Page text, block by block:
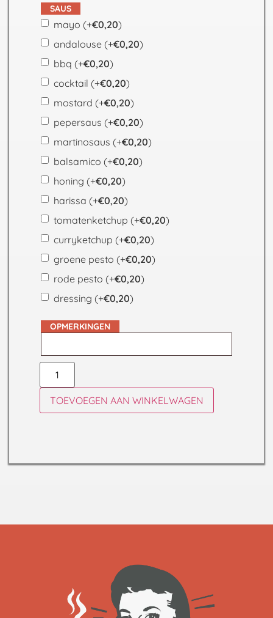
SAUS
mayo (+€0,20)
andalouse (+€0,20)
bbq (+€0,20)
cocktail (+€0,20)
mostard (+€0,20)
pepersaus (+€0,20)
martinosaus (+€0,20)
balsamico (+€0,20)
honing (+€0,20)
harissa (+€0,20)
tomatenketchup (+€0,20)
curryketchup (+€0,20)
groene pesto (+€0,20)
rode pesto (+€0,20)
dressing (+€0,20)
OPMERKINGEN
TOEVOEGEN AAN WINKELWAGEN